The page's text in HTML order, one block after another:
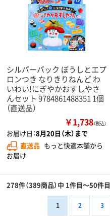
シルバーバック ぼうしとエプ
ロンつき なりきりねんど わ
いわい!にぎやかおすしやさ
んセット 9784861488351 1個
（直送品）
￥1,738（税込）
お届け日：8月20日（木）まで
直送品 もっと快適本舗から
お届け
278件（389商品）中 1件目～50件目
1 2 3